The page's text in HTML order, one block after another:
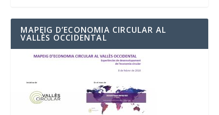
MAPEIG D’ECONOMIA CIRCULAR AL
VALLÈS OCCIDENTAL